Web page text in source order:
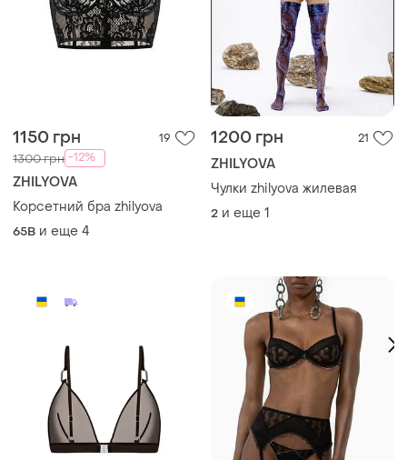
1150 грн 19
1300 грн -12%
ZHILYOVA
Корсетний бра zhilyova
65B и еще 4
1200 грн 21
ZHILYOVA
Чулки zhilyova жилевая
2 и еще 1